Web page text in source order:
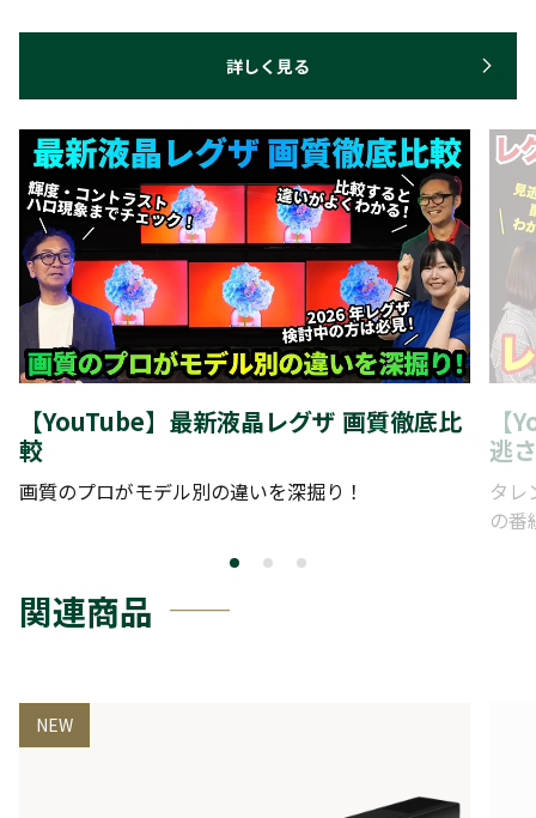
詳しく見る
【YouTube】最新液晶レグザ 画質徹底比
較
画質のプロがモデル別の違いを深掘り！
【
逃
タレ
の番
関連商品
NEW